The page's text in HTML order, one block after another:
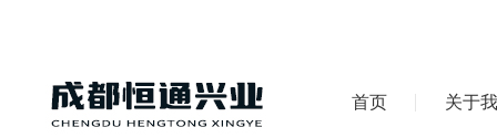
首页 关于